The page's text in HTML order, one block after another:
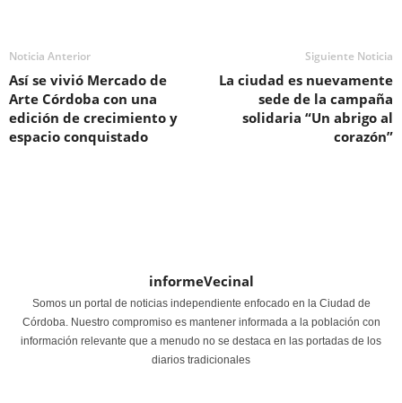
Noticia Anterior
Así se vivió Mercado de
Arte Córdoba con una
edición de crecimiento y
espacio conquistado
Siguiente Noticia
La ciudad es nuevamente
sede de la campaña
solidaria “Un abrigo al
corazón”
informeVecinal
Somos un portal de noticias independiente enfocado en la Ciudad de
Córdoba. Nuestro compromiso es mantener informada a la población con
información relevante que a menudo no se destaca en las portadas de los
diarios tradicionales